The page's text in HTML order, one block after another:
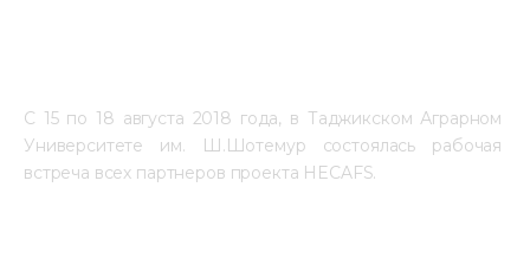
C 15 по 18 августа 2018 года, в Таджикском Аграрном
Университете им. Ш.Шотемур состоялась рабочая
встреча всех партнеров проекта HEСAFS.